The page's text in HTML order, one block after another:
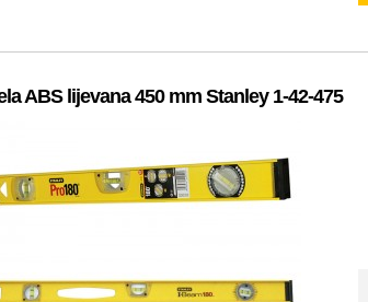
ABS lijevana 450 mm Stanley 1-42-475